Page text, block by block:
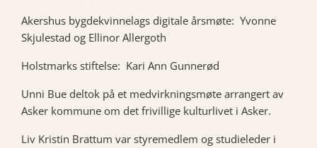
Akershus bygdekvinnelags digitale årsmøte: Yvonne
Skjulestad og Ellinor Allergoth
Holstmarks stiftelse: Kari Ann Gunnerød
Unni Bue deltok på et medvirkningsmøte arrangert av
Asker kommune om det frivillige kulturlivet i Asker.
Liv Kristin Brattum var styremedlem og studieleder i